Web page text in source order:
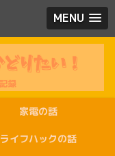
MENU
家電の話
ライフハックの話